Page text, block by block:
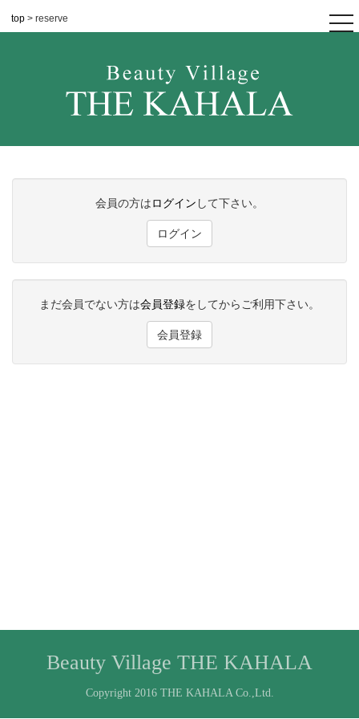
top > reserve
会員の方はログイン して下さい。
ログイン
まだ会員でない方は会員登録をしてからご利用下さい。
会員登録
Beauty Village THE KAHALA
Copyright 2016 THE KAHALA Co.,Ltd.